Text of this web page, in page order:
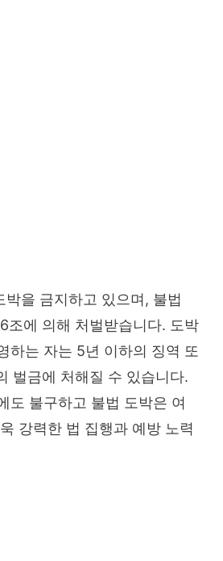
박을 금지하고 있으며, 불법
조에 의해 처벌받습니다. 도박
하는 자는 5년 이하의 징역 또
벌금에 처해질 수 있습니다.
도 불구하고 불법 도박은 여
강력한 법 집행과 예방 노력